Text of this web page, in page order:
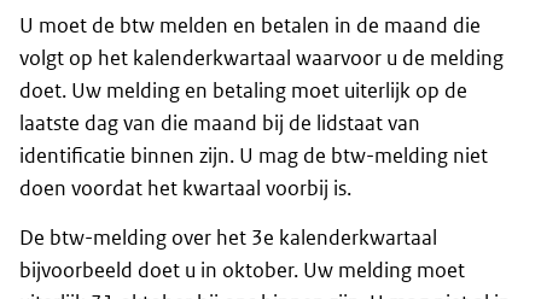
U moet de btw melden en betalen in de maand die
volgt op het kalenderkwartaal waarvoor u de melding
doet. Uw melding en betaling moet uiterlijk op de
laatste dag van die maand bij de lidstaat van
identificatie binnen zijn. U mag de btw-melding niet
doen voordat het kwartaal voorbij is.
De btw-melding over het 3e kalenderkwartaal
bijvoorbeeld doet u in oktober. Uw melding moet